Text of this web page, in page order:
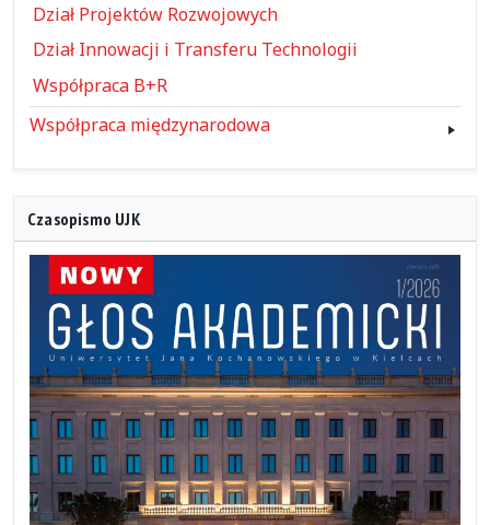
Dział Projektów Rozwojowych
Dział Innowacji i Transferu Technologii
Współpraca B+R
Współpraca międzynarodowa
Czasopismo UJK